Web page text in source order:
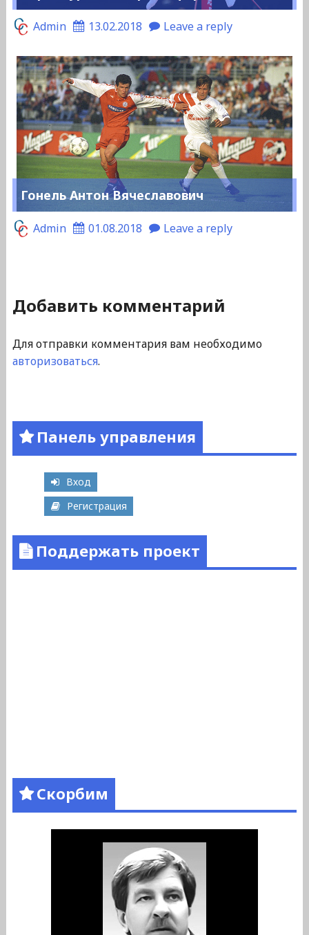
Admin 13.02.2018 Leave a reply
Гонель Антон Вячеславович
Admin 01.08.2018 Leave a reply
Добавить комментарий
Для отправки комментария вам необходимо
авторизоваться.
Панель управления
Вход
Регистрация
Поддержать проект
Скорбим